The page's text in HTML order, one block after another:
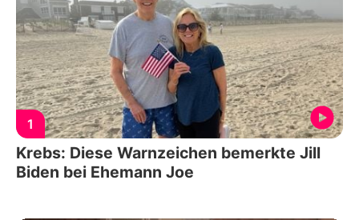
1
Krebs: Diese Warnzeichen bemerkte Jill
Biden bei Ehemann Joe